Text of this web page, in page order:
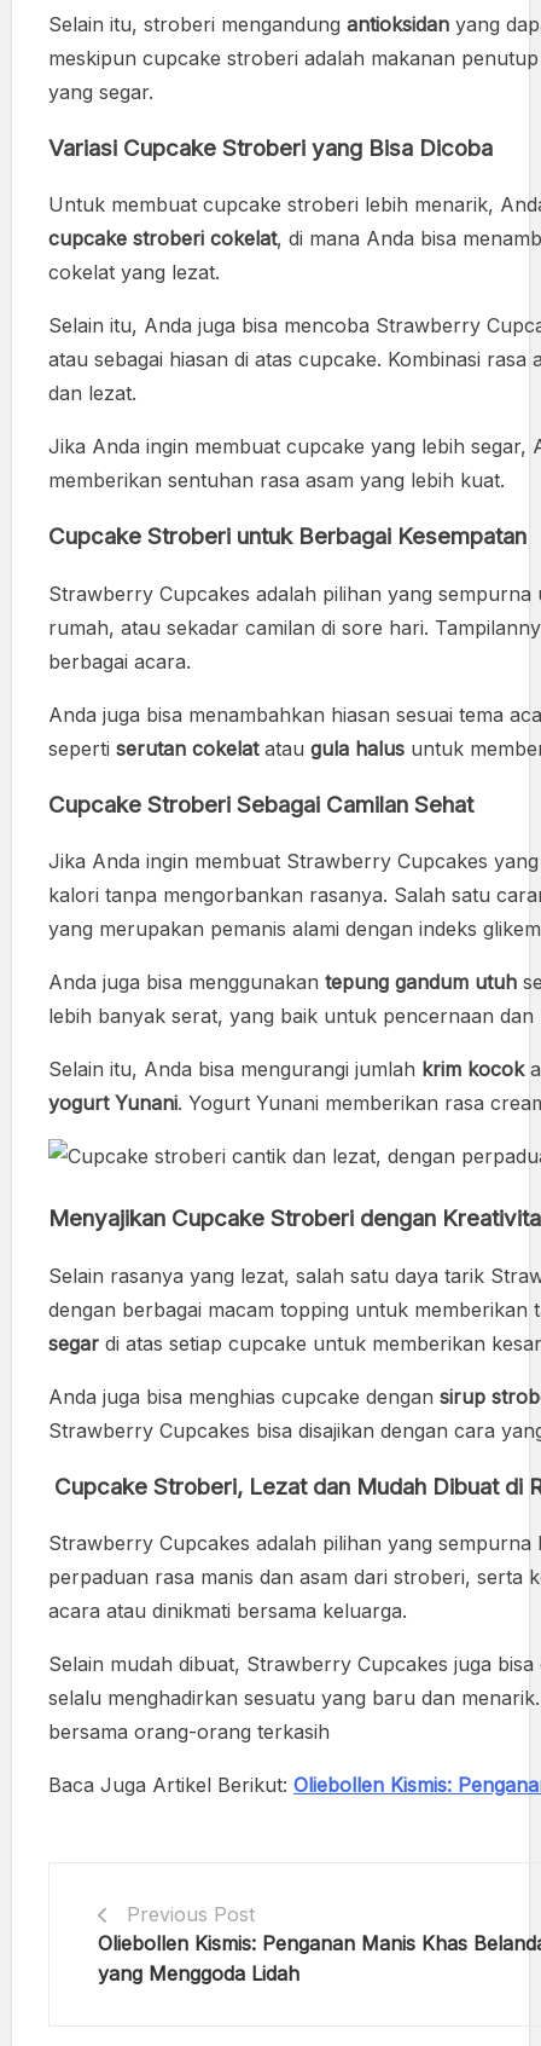
Selain itu, stroberi mengandung antioksidan yang
meskipun cupcake stroberi adalah makanan
yang segar.
Variasi Cupcake Stroberi yang Bisa Dicoba
Untuk membuat cupcake stroberi lebih menarik,
cupcake stroberi cokelat, di mana Anda bisa
cokelat yang lezat.
Selain itu, Anda juga bisa mencoba Strawberry
atau sebagai hiasan di atas cupcake. Kombinasi
dan lezat.
Jika Anda ingin membuat cupcake yang lebih segar,
memberikan sentuhan rasa asam yang lebih kuat.
Cupcake Stroberi untuk Berbagai Kesempatan
Strawberry Cupcakes adalah pilihan yang
rumah, atau sekadar camilan di sore hari.
berbagai acara.
Anda juga bisa menambahkan hiasan sesuai tema
seperti serutan cokelatatau gula halus untuk
Cupcake Stroberi Sebagai Camilan Sehat
Jika Anda ingin membuat Strawberry Cupcakes
kalori tanpa mengorbankan rasanya. Salah satu
yang merupakan pemanis alami dengan indeks
Anda juga bisa menggunakan tepung gandum utuh
lebih banyak serat, yang baik untuk pencernaan
Selain itu, Anda bisa mengurangi jumlah krim kocok
yogurt Yunani. Yogurt Yunani memberikan rasa
Menyajikan Cupcake Stroberi dengan
Selain rasanya yang lezat, salah satu daya tarik
dengan berbagai macam topping untuk
segar di atas setiap cupcake untuk memberikan
Anda juga bisa menghias cupcake dengan sirup
Strawberry Cupcakes bisa disajikan dengan cara
Cupcake Stroberi, Lezat dan Mudah Dibuat di
Strawberry Cupcakes adalah pilihan yang sempurna
perpaduan rasa manis dan asam dari stroberi, serta
acara atau dinikmati bersama keluarga.
Selain mudah dibuat, Strawberry Cupcakes juga
selalu menghadirkan sesuatu yang baru dan
bersama orang-orang terkasih
Baca Juga Artikel Berikut: Oliebollen Kismis:
Previous Post
Oliebollen Kismis: Penganan Manis Khas
yang Menggoda Lidah